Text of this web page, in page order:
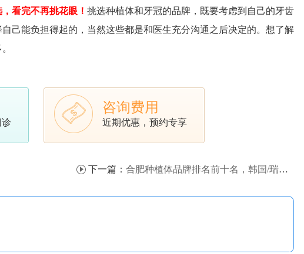
看完不再挑花眼！ 挑选种植体和牙冠的品牌，既要考虑到自己的牙齿
己能负担得起的，当然这些都是和医生充分沟通之后决定的。想了解
诊
咨询费用
近期优惠，预约专享
下一篇： 合肥种植体品牌排名前十名，韩国/瑞士/瑞典种植体盘点，看看哪个适合你？